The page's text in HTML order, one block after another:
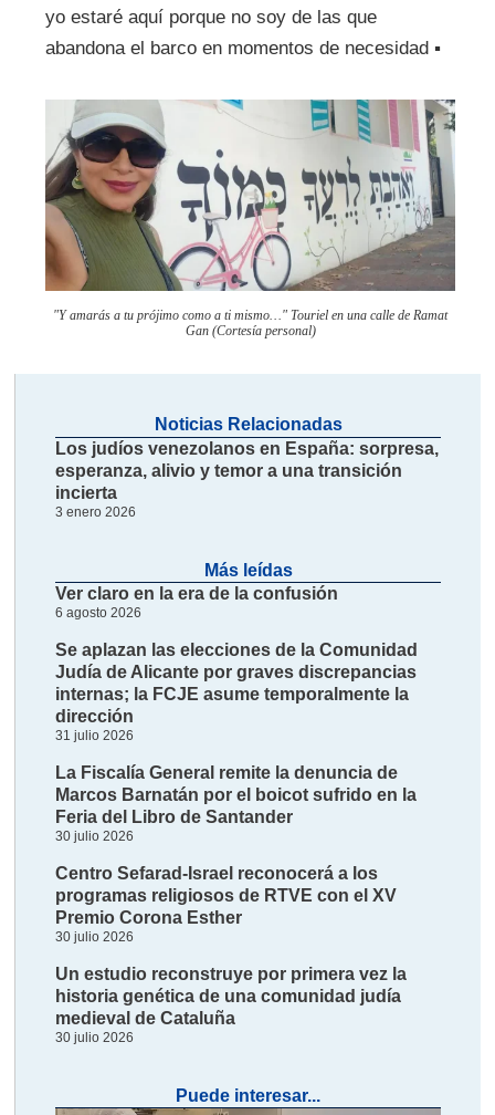
yo estaré aquí porque no soy de las que
abandona el barco en momentos de necesidad ▪
"Y amarás a tu prójimo como a ti mismo…" Touriel en una calle de Ramat
Gan (Cortesía personal)
Noticias Relacionadas
Los judíos venezolanos en España: sorpresa,
esperanza, alivio y temor a una transición
incierta
3 enero 2026
Más leídas
Ver claro en la era de la confusión
6 agosto 2026
Se aplazan las elecciones de la Comunidad
Judía de Alicante por graves discrepancias
internas; la FCJE asume temporalmente la
dirección
31 julio 2026
La Fiscalía General remite la denuncia de
Marcos Barnatán por el boicot sufrido en la
Feria del Libro de Santander
30 julio 2026
Centro Sefarad-Israel reconocerá a los
programas religiosos de RTVE con el XV
Premio Corona Esther
30 julio 2026
Un estudio reconstruye por primera vez la
historia genética de una comunidad judía
medieval de Cataluña
30 julio 2026
Puede interesar...